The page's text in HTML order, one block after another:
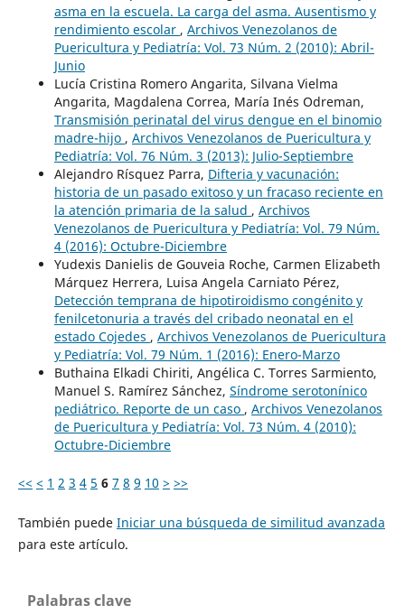
asma en la escuela. La carga del asma. Ausentismo y
rendimiento escolar , Archivos Venezolanos de
Puericultura y Pediatría: Vol. 73 Núm. 2 (2010): Abril-
Junio
Lucía Cristina Romero Angarita, Silvana Vielma
Angarita, Magdalena Correa, María Inés Odreman,
Transmisión perinatal del virus dengue en el binomio
madre-hijo , Archivos Venezolanos de Puericultura y
Pediatría: Vol. 76 Núm. 3 (2013): Julio-Septiembre
Alejandro Rísquez Parra, Difteria y vacunación:
historia de un pasado exitoso y un fracaso reciente en
la atención primaria de la salud , Archivos
Venezolanos de Puericultura y Pediatría: Vol. 79 Núm.
4 (2016): Octubre-Diciembre
Yudexis Danielis de Gouveia Roche, Carmen Elizabeth
Márquez Herrera, Luisa Angela Carniato Pérez,
Detección temprana de hipotiroidismo congénito y
fenilcetonuria a través del cribado neonatal en el
estado Cojedes , Archivos Venezolanos de Puericultura
y Pediatría: Vol. 79 Núm. 1 (2016): Enero-Marzo
Buthaina Elkadi Chiriti, Angélica C. Torres Sarmiento,
Manuel S. Ramírez Sánchez, Síndrome serotonínico
pediátrico. Reporte de un caso , Archivos Venezolanos
de Puericultura y Pediatría: Vol. 73 Núm. 4 (2010):
Octubre-Diciembre
<< < 1 2 3 4 5 6 7 8 9 10 > >>
También puede Iniciar una búsqueda de similitud avanzada
para este artículo.
Palabras clave